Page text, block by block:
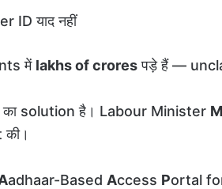
ID याद नहीं
में lakhs of croresपड़े हैं —
का solution है। Labour Minister
adhaar-Based Access Portal